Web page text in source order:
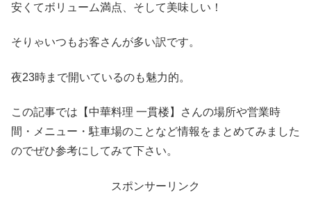
安くてボリューム満点、そして美味しい！
そりゃいつもお客さんが多い訳です。
夜23時まで開いているのも魅力的。
この記事では【中華料理 一貫楼】さんの場所や営業時
間・メニュー・駐車場のことなど情報をまとめてみました
のでぜひ参考にしてみて下さい。
スポンサーリンク